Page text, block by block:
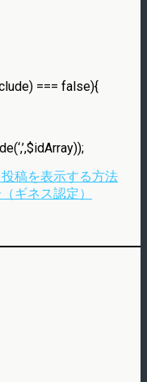
=== false){
稿を表示する方法
ギネス認定）